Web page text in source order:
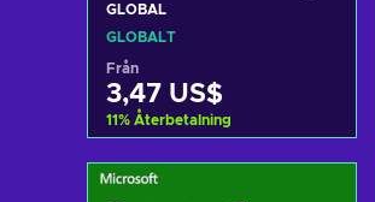
GLOBAL
GLOBALT
Från
3,47 US$
11% Återbetalning
Lägg till i varukorgen